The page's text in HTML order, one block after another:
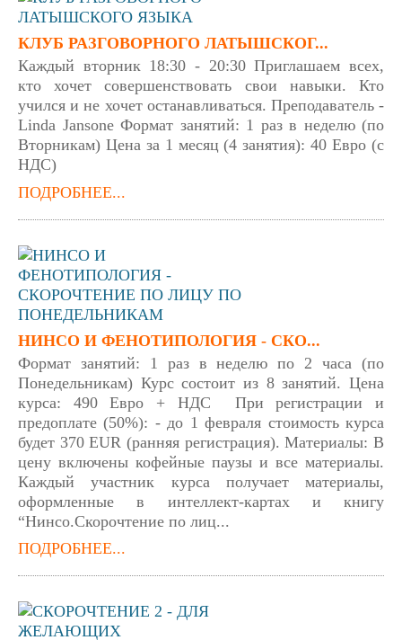
КЛУБ РАЗГОВОРНОГО ЛАТЫШСКОГ...
Каждый вторник 18:30 - 20:30 Приглашаем всех,
кто хочет совершенствовать свои навыки. Кто
учился и не хочет останавливаться. Преподаватель -
Linda Jansone Формат занятий: 1 раз в неделю (по
Вторникам) Цена за 1 месяц (4 занятия): 40 Евро (с
НДС)
ПОДРОБНЕЕ...
НИНСО И ФЕНОТИПОЛОГИЯ - СКО...
Формат занятий: 1 раз в неделю по 2 часа (по
Понедельникам) Курс состоит из 8 занятий. Цена
курса: 490 Евро + НДС При регистрации и
предоплате (50%): - до 1 февраля стоимость курса
будет 370 EUR (ранняя регистрация). Материалы: В
цену включены кофейные паузы и все материалы.
Каждый участник курса получает материалы,
оформленные в интеллект-картах и книгу
“Нинсо.Скорочтение по лиц...
ПОДРОБНЕЕ...